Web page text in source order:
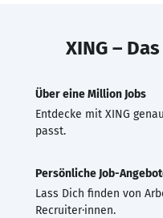
XING –
Über eine Million Jobs
Entdecke mit XING
passt.
Persönliche Job-
Lass Dich finden von
Recruiter·innen.